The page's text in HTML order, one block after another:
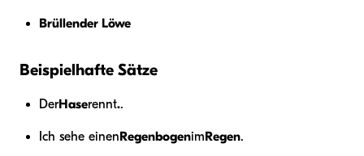
Brüllender Löwe
Beispielhafte Sätze
DerHaserennt..
Ich sehe einenRegenbogenimRegen.